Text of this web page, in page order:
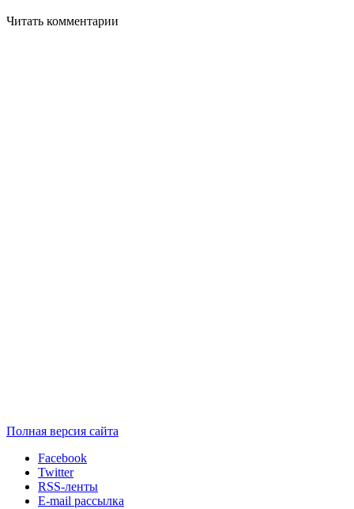
Читать комментарии
Полная версия сайта
Facebook
Twitter
RSS-ленты
E-mail рассылка